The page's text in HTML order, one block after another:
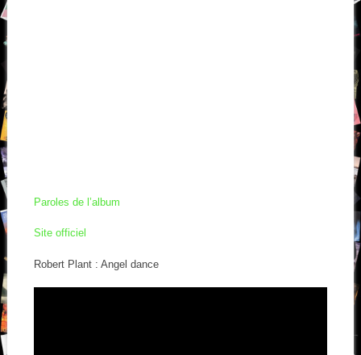
Paroles de l’album
Site officiel
Robert Plant : Angel dance